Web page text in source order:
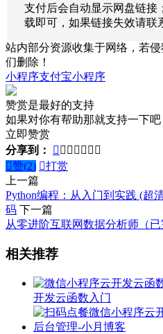
支付后会自动显示网盘链接；
载即可，如果链接失效请联
站内部分资源收集于网络，若
们删除！
小程序支付宝小程序
赞赏是最好的支持
如果对你有帮助那就支持一下吧
立即赞赏
分享到：
      
赞(2) 打赏
上一篇
Python编程：从入门到实践 (超
码 下一篇
从零进阶互联网数据分析师（
相关推荐
开发云函数入门